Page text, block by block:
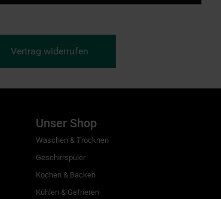
Vertrag widerrufen
Unser Shop
Waschen & Trocknen
Geschirrspüler
Kochen & Backen
Kühlen & Gefrieren